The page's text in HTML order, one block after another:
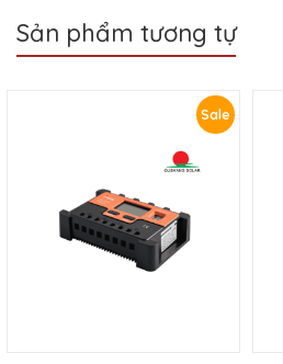
Sản phẩm tương tự
Sale